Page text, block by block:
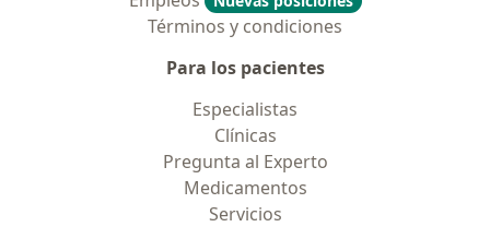
Términos y condiciones
Para los pacientes
Especialistas
Clínicas
Pregunta al Experto
Medicamentos
Servicios